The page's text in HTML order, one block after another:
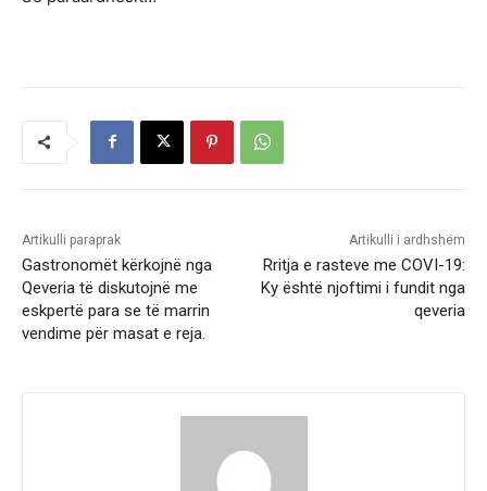
Artikulli paraprak
Gastronomët kërkojnë nga
Qeveria të diskutojnë me
eskpertë para se të marrin
vendime për masat e reja.
Artikulli i ardhshëm
Rritja e rasteve me COVI-19:
Ky është njoftimi i fundit nga
qeveria